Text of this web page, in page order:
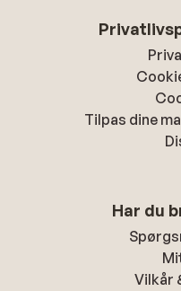
Tilpas dine
Har du
Vilkår